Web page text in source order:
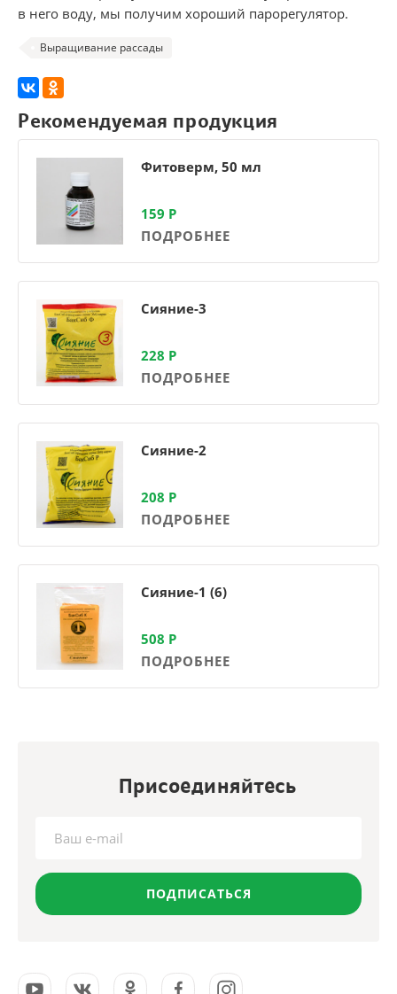
в него воду, мы получим хороший парорегулятор.
Выращивание рассады
Рекомендуемая продукция
Фитоверм, 50 мл
159 Р
ПОДРОБНЕЕ
Сияние-3
228 Р
ПОДРОБНЕЕ
Сияние-2
208 Р
ПОДРОБНЕЕ
Сияние-1 (6)
508 Р
ПОДРОБНЕЕ
Присоединяйтесь
ПОДПИСАТЬСЯ